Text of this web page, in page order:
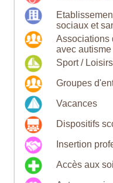
sociaux et
Associations
avec
Sport /
Groupes
Vacances
Dispositifs
Insertion
Accès aux